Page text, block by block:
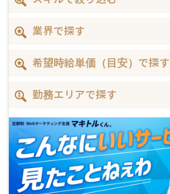
業界で探す
希望時給単価（目安）で探す
勤務エリアで探す